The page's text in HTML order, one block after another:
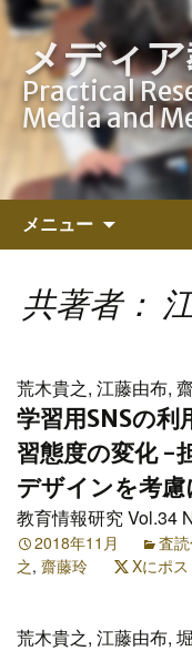
メディ
Practical
Media and
メニュー
ン
ツ
キ
ッ
プ
共著者：
荒木貴之, 江藤由布,
学習用SNSの
習態度の変化 -
デザインを考
教育情報研究 Vol.34
2018年11月 査読
之, 齋藤玲 Xにポス
荒木貴之, 江藤由布,